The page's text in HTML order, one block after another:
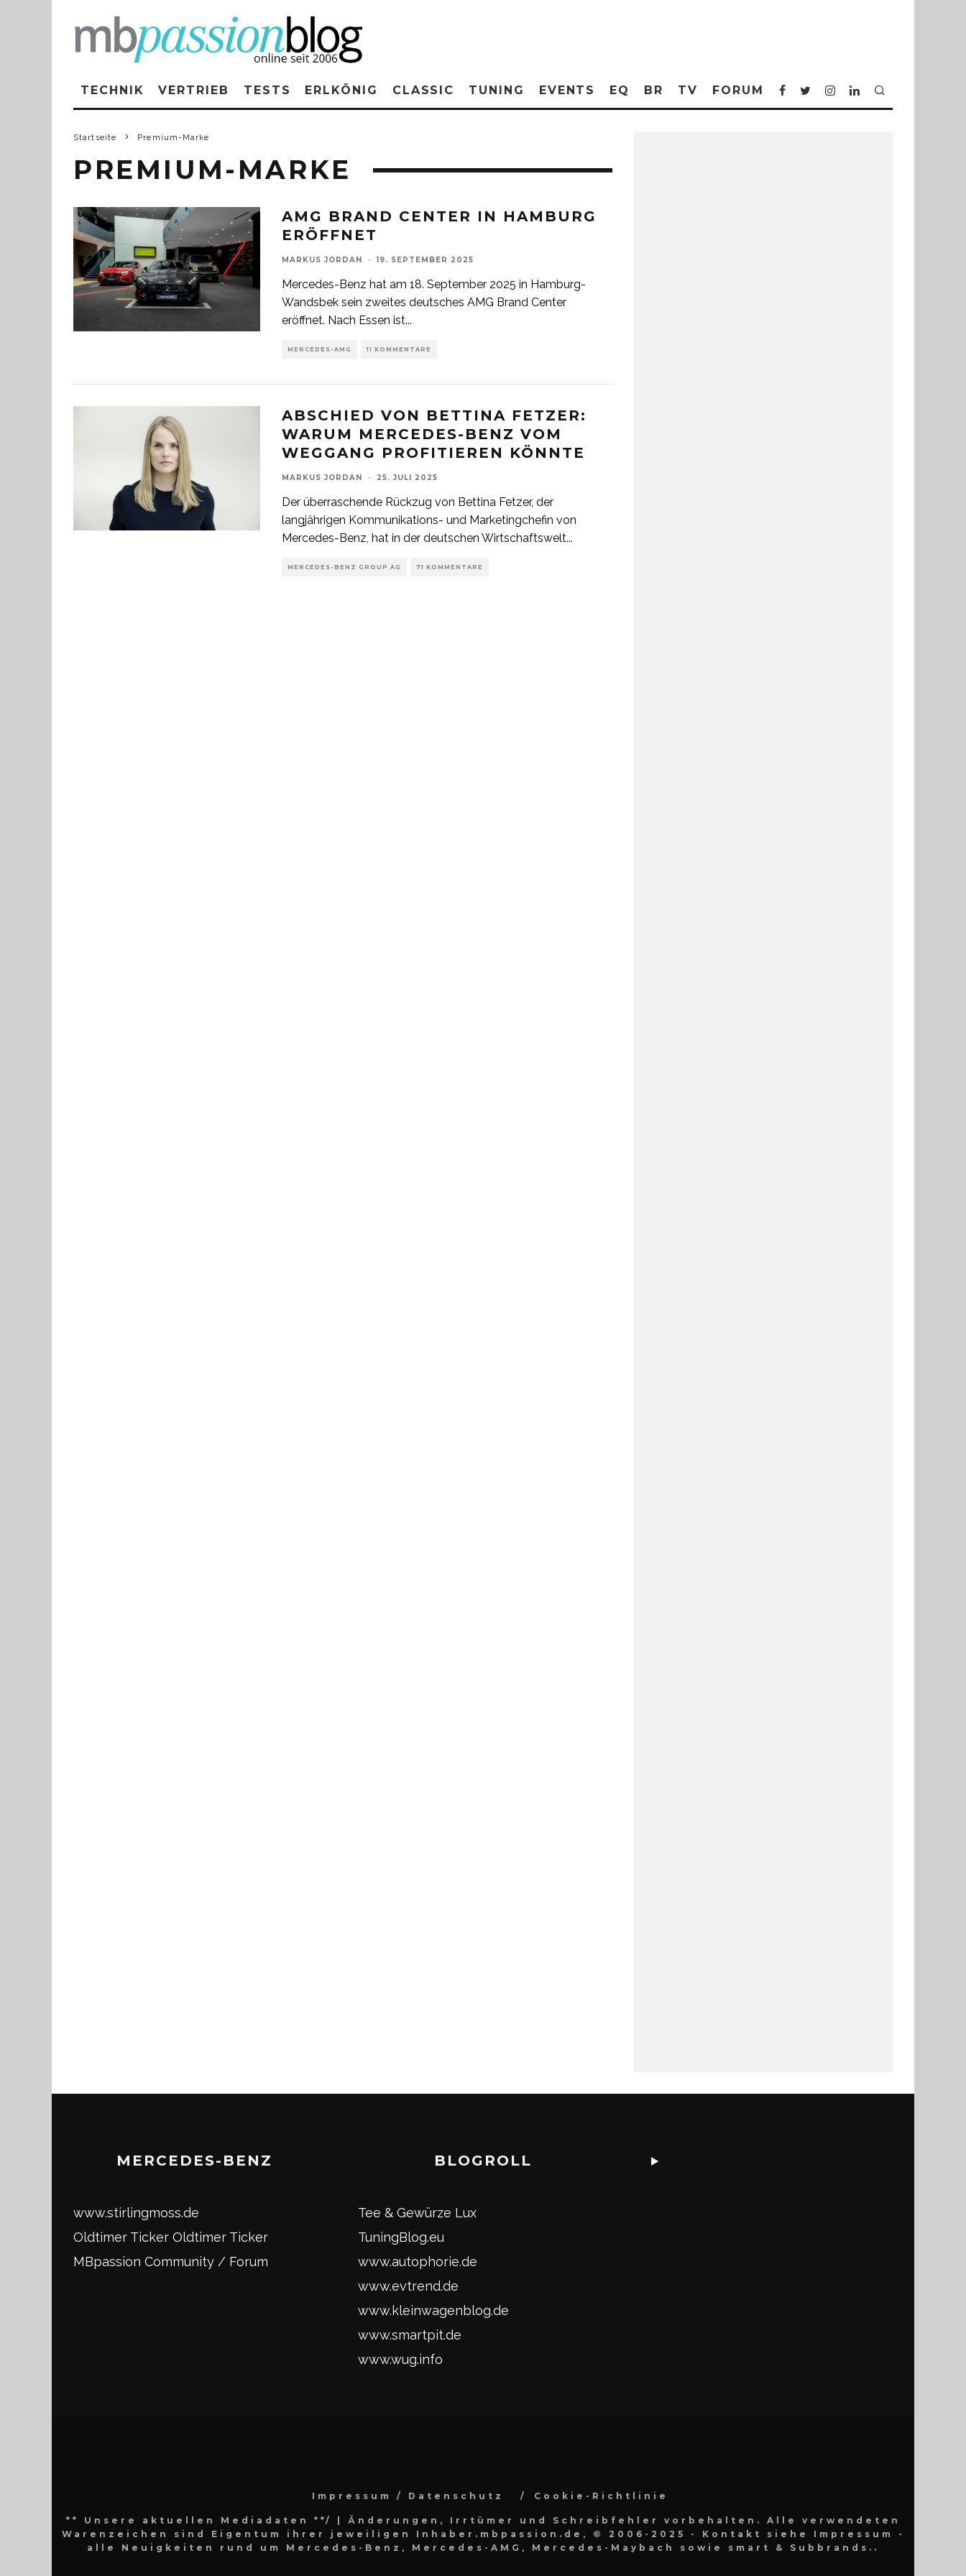
TECHNIK VERTRIEB TESTS ERLKÖNIG CLASSIC TUNING EVENTS EQ BR TV FORUM
Startseite Premium-Marke
PREMIUM-MARKE
AMG BRAND CENTER IN HAMBURG
ERÖFFNET
MARKUS JORDAN · 19. SEPTEMBER 2025
Mercedes-Benz hat am 18. September 2025 in Hamburg-
Wandsbek sein zweites deutsches AMG Brand Center
eröffnet. Nach Essen ist...
MERCEDES-AMG 11 KOMMENTARE
ABSCHIED VON BETTINA FETZER:
WARUM MERCEDES-BENZ VOM
WEGGANG PROFITIEREN KÖNNTE
MARKUS JORDAN · 25. JULI 2025
Der überraschende Rückzug von Bettina Fetzer, der
langjährigen Kommunikations- und Marketingchefin von
Mercedes-Benz, hat in der deutschen Wirtschaftswelt...
MERCEDES-BENZ GROUP AG 71 KOMMENTARE
MERCEDES-BENZ
www.stirlingmoss.de
Oldtimer Ticker Oldtimer Ticker
MBpassion Community / Forum
BLOGROLL
Tee & Gewürze Lux
TuningBlog.eu
www.autophorie.de
www.evtrend.de
www.kleinwagenblog.de
www.smartpit.de
www.wug.info
Impressum / Datenschutz Cookie-Richtlinie
** Unsere aktuellen Mediadaten **/
| Änderungen, Irrtümer und Schreibfehler vorbehalten. Alle verwendeten
Warenzeichen sind Eigentum ihrer jeweiligen Inhaber.mbpassion.de, © 2006-2025 - Kontakt siehe Impressum -
alle Neuigkeiten rund um Mercedes-Benz, Mercedes-AMG, Mercedes-Maybach sowie smart & Subbrands..